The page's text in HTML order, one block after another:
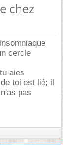
chez
cercle
aies
toi est lié; il
pas